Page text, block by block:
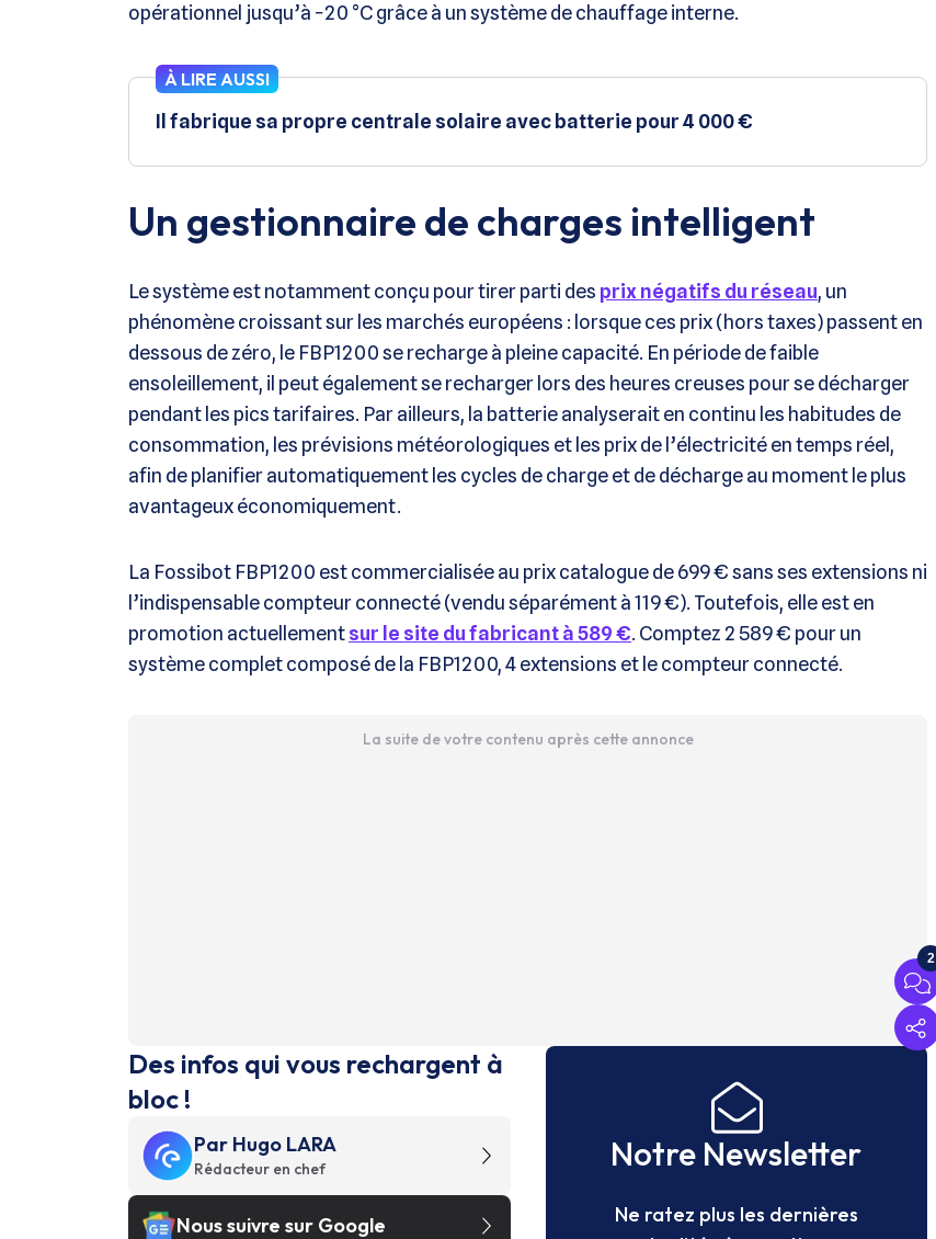
opérationnel jusqu’à −20 °C grâce à un système de chauffage interne.
À LIRE AUSSI
Il fabrique sa propre centrale solaire avec batterie pour 4 000 €
Un gestionnaire de charges intelligent
Le système est notamment conçu pour tirer parti des prix négatifs du réseau, un
phénomène croissant sur les marchés européens : lorsque ces prix (hors taxes) passent en
dessous de zéro, le FBP1200 se recharge à pleine capacité. En période de faible
ensoleillement, il peut également se recharger lors des heures creuses pour se décharger
pendant les pics tarifaires. Par ailleurs, la batterie analyserait en continu les habitudes de
consommation, les prévisions météorologiques et les prix de l’électricité en temps réel,
afin de planifier automatiquement les cycles de charge et de décharge au moment le plus
avantageux économiquement.
La Fossibot FBP1200 est commercialisée au prix catalogue de 699 € sans ses extensions ni
l’indispensable compteur connecté (vendu séparément à 119 €). Toutefois, elle est en
promotion actuellementsur le site du fabricant à 589 €. Comptez 2 589 € pour un
système complet composé de la FBP1200, 4 extensions et le compteur connecté.
La suite de votre contenu après cette annonce
2
Des infos qui vous rechargent à
bloc !
Par Hugo LARA
Rédacteur en chef
Nous suivre sur Google
Notre Newsletter
Ne ratez plus les dernières